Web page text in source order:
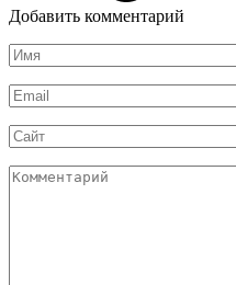
Добавить комментарий
Имя
*
Email
*
Сайт
Комментарий